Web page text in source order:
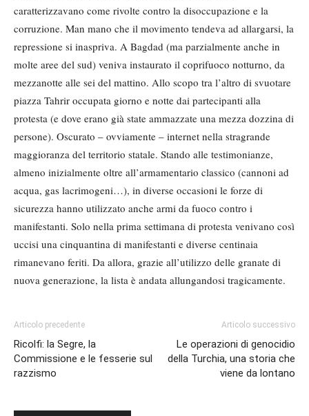
caratterizzavano come rivolte contro la disoccupazione e la
corruzione. Man mano che il movimento tendeva ad allargarsi, la
repressione si inaspriva. A Bagdad (ma parzialmente anche in
molte aree del sud) veniva instaurato il coprifuoco notturno, da
mezzanotte alle sei del mattino. Allo scopo tra l’altro di svuotare
piazza Tahrir occupata giorno e notte dai partecipanti alla
protesta (e dove erano già state ammazzate una mezza dozzina di
persone). Oscurato – ovviamente – internet nella stragrande
maggioranza del territorio statale. Stando alle testimonianze,
almeno inizialmente oltre all’armamentario classico (cannoni ad
acqua, gas lacrimogeni…), in diverse occasioni le forze di
sicurezza hanno utilizzato anche armi da fuoco contro i
manifestanti. Solo nella prima settimana di protesta venivano così
uccisi una cinquantina di manifestanti e diverse centinaia
rimanevano feriti. Da allora, grazie all’utilizzo delle granate di
nuova generazione, la lista è andata allungandosi tragicamente.
Articolo precedente
Ricolfi: la Segre, la
Commissione e le fesserie sul
razzismo
Articolo successivo
Le operazioni di genocidio
della Turchia, una storia che
viene da lontano